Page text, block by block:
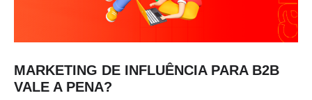
MARKETING DE INFLUÊNCIA PARA B2B
VALE A PENA?